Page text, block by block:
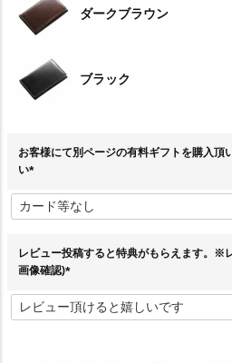
ダークブラウン
ブラック
お客様にて別ページの有料ギフトを購入頂
い
必
須
レビュー投稿すると特典がもらえます。※
画像確認)
必
須